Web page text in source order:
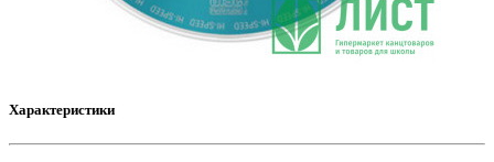
Характеристики